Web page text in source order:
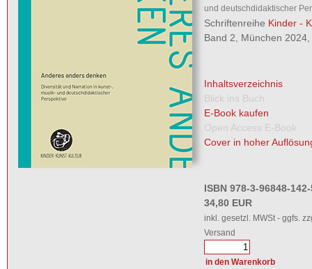
und deutschdidaktischer
Schriftenreihe Kinder -
Band 2, München
Inhaltsverzeichnis
Blick ins Buch
E-Book kaufen
Open Access E-Book
Cover in hoher
ISBN 978-3-96848-
34,80 EUR
inkl. gesetzl. MWSt - ggfs.
Versand